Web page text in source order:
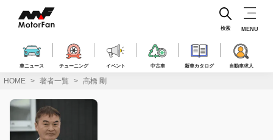
ス
車ニュース チューニング イベント 中古車 新車カタログ 自動車求人
検索 MENU
HOME 著者一覧 高橋 剛